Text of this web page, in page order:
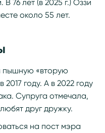
76 лет (в 2025 г.) Оззи
около 55 лет.
пышную «вторую
году. А в 2022 году
Супруга отмечала,
друг дружку.
на пост мэра